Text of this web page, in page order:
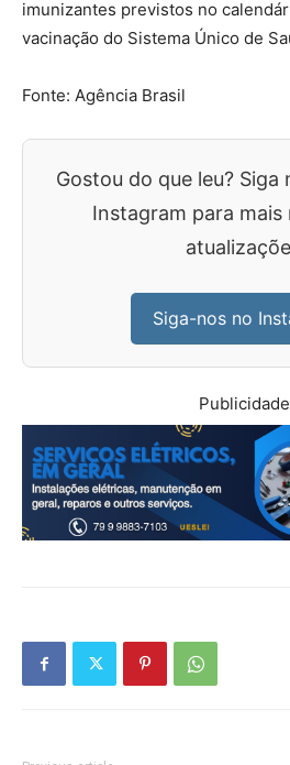
imunizantes previstos no
vacinação do Sistema Único de
Fonte: Agência Brasil
Gostou do que leu? Siga
Instagram para mais
Siga-nos no